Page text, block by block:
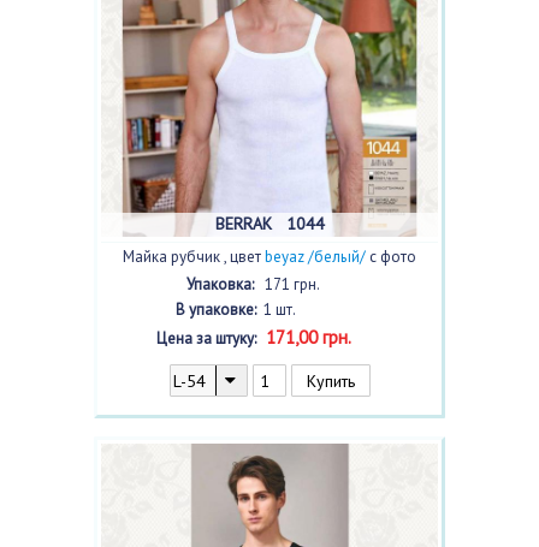
BERRAK 1044
Майка рубчик , цветbeyaz /белый/ с фото
Упаковка: 171 грн.
В упаковке:1 шт.
Цена за штуку:171,00 грн.